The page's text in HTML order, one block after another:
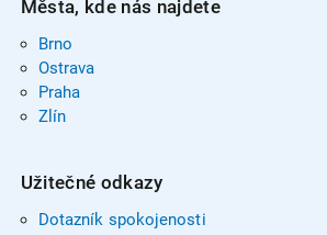
Města, kde nás najdete
Brno
Ostrava
Praha
Zlín
Užitečné odkazy
Dotazník spokojenosti